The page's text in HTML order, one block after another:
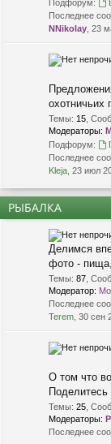
Подфорум:
Последнее
NNikolay , 23
охотничьих
Темы: 15
Модераторы:
Подфорум:
Последнее
Kleja , 23 июл
РЫБАЛКА
Делимся
фото -
Темы: 87
Модератор:
Последнее
Terem , 30 сен
О том что
Темы: 25
Модераторы:
Последнее